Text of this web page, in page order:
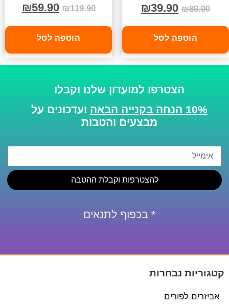
₪89.90
₪39.90
הוספה לסל
₪119.90
₪59.90
הוספה לסל
הצטרפו למועדון שלנו וקבלו
10% הנחה בקנייה הבאה
ועדכונים על
מבצעים והטבות
להצטרפות וקבלת ההטבה
* בכפוף לתנאים
קטגוריות נבחרות
אביזרים לפורים